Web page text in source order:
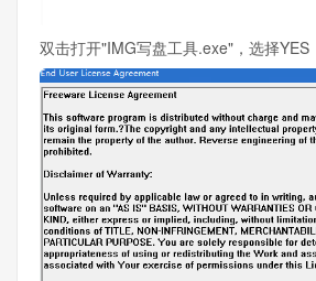
双击打开"IMG写盘工具.exe"，选择YES